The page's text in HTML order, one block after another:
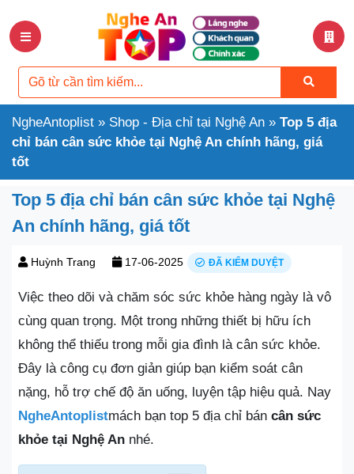
NgheAntoplist » Shop - Địa chỉ tại Nghệ An » Top 5 địa
chỉ bán cân sức khỏe tại Nghệ An chính hãng, giá
tốt
Top 5 địa chỉ bán cân sức khỏe tại Nghệ
An chính hãng, giá tốt
Huỳnh Trang 17-06-2025 ĐÃ KIỂM DUYỆT
Việc theo dõi và chăm sóc sức khỏe hàng ngày là vô
cùng quan trọng. Một trong những thiết bị hữu ích
không thể thiếu trong mỗi gia đình là cân sức khỏe.
Đây là công cụ đơn giản giúp bạn kiểm soát cân
nặng, hỗ trợ chế độ ăn uống, luyện tập hiệu quả. Nay
NgheAntoplistmách bạn top 5 địa chỉ bán cân sức
khỏe tại Nghệ An nhé.